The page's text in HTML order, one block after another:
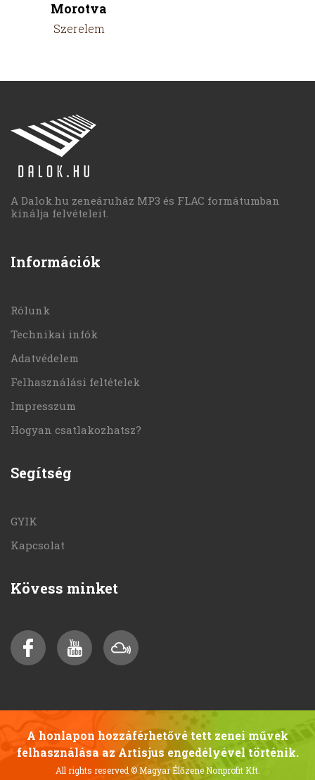
Morotva
Szerelem
A Dalok.hu zeneáruház MP3 és FLAC formátumban
kínálja felvételeit.
Információk
Rólunk
Technikai infók
Adatvédelem
Felhasználási feltételek
Impresszum
Hogyan csatlakozhatsz?
Segítség
GYIK
Kapcsolat
Kövess minket
A honlapon hozzáférhetővé tett zenei művek
felhasználása az Artisjus engedélyével történik.
All rights reserved © Magyar Élőzene Nonprofit Kft.